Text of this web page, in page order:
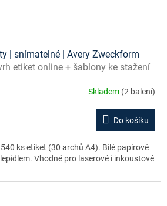
| snímatelné | Avery Zweckform
etiket online + šablony ke stažení
Skladem (2 balení)
Do košíku
ks etiket (30 archů A4). Bílé papírové
Vhodné pro laserové i inkoustové